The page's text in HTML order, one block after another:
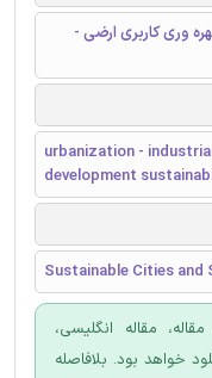
وری کاربری ارضی -
urbanization -
development
Sustainable Cities and
مقاله انگلیسی،
خواهد بود. بلافاصله